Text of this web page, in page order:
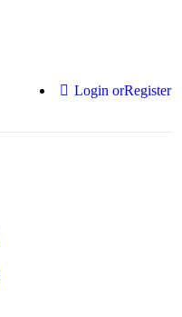
Login orRegister